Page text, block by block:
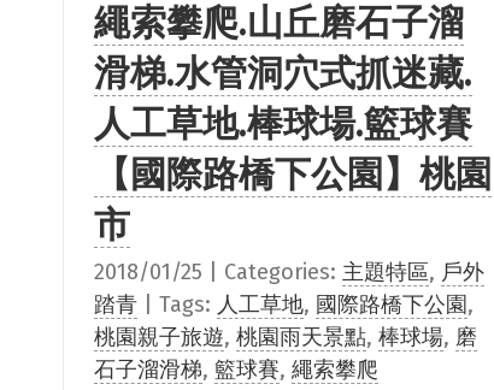
繩索攀爬.山丘磨石子溜
滑梯.水管洞穴式抓迷藏.
人工草地.棒球場.籃球賽
【國際路橋下公園】桃園
市
2018/01/25 Categories: 主題特區, 戶外
踏青
Tags: 人工草地, 國際路橋下公園,
桃園親子旅遊, 桃園雨天景點, 棒球場, 磨
石子溜滑梯, 籃球賽, 繩索攀爬